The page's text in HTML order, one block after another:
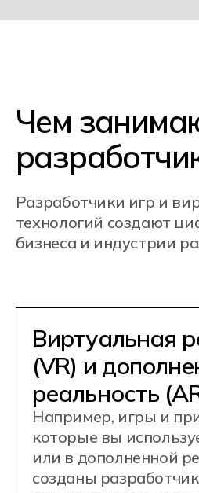
(VR) и дополненная
созданы разработчиками,
перенести вас в новые
и улучшить реальность.
Разработка игр
Разработчики создают
разных платформ, от
и консолей. Это могут быть
стратегии, ролевые игры и
которые делают игровой
увлекательным и